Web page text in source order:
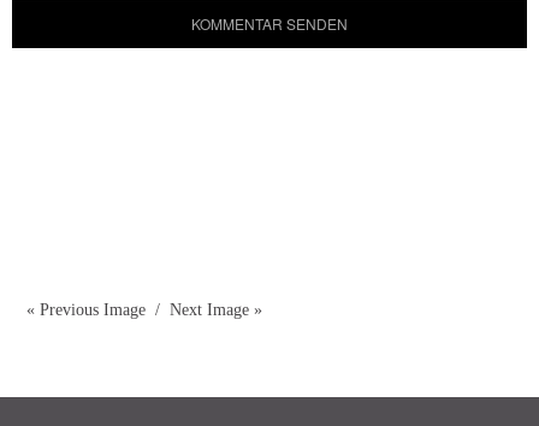
« Previous Image Next Image »